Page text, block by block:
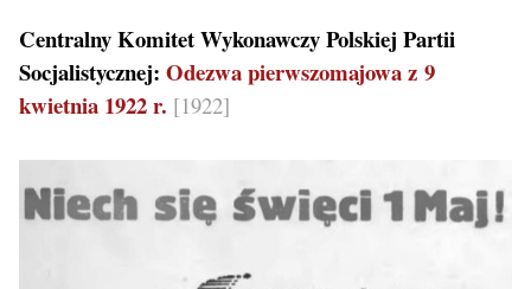
Centralny Komitet Wykonawczy Polskiej Partii
Socjalistycznej: Odezwa pierwszomajowa z 9
kwietnia 1922 r. [1922]